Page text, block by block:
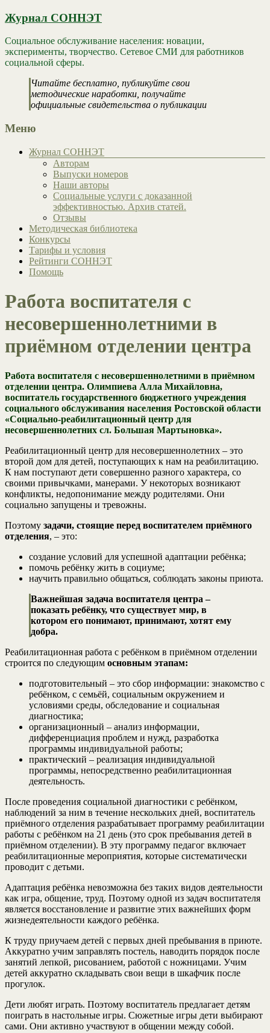
Журнал СОННЭТ
Социальное обслуживание населения: новации,
эксперименты, творчество. Сетевое СМИ для работников
социальной сферы.
Читайте бесплатно, публикуйте свои
методические наработки, получайте
официальные свидетельства о публикации
Меню
Журнал СОННЭТ
Авторам
Выпуски номеров
Наши авторы
Социальные услуги с доказанной
эффективностью. Архив статей.
Отзывы
Методическая библиотека
Конкурсы
Тарифы и условия
Рейтинги СОННЭТ
Помощь
Работа воспитателя с
несовершеннолетними в
приёмном отделении центра
Работа воспитателя с несовершеннолетними в приёмном
отделении центра. Олимпиева Алла Михайловна,
воспитатель государственного бюджетного учреждения
социального обслуживания населения Ростовской области
«Социально-реабилитационный центр для
несовершеннолетних сл. Большая Мартыновка».
Реабилитационный центр для несовершеннолетних – это
второй дом для детей, поступающих к нам на реабилитацию.
К нам поступают дети совершенно разного характера, со
своими привычками, манерами. У некоторых возникают
конфликты, недопонимание между родителями. Они
социально запущены и тревожны.
Поэтому задачи, стоящие перед воспитателем приёмного
отделения, – это:
создание условий для успешной адаптации ребёнка;
помочь ребёнку жить в социуме;
научить правильно общаться, соблюдать законы приюта.
Важнейшая задача воспитателя центра –
показать ребёнку, что существует мир, в
котором его понимают, принимают, хотят ему
добра.
Реабилитационная работа с ребёнком в приёмном отделении
строится по следующим основным этапам:
подготовительный – это сбор информации: знакомство с
ребёнком, с семьёй, социальным окружением и
условиями среды, обследование и социальная
диагностика;
организационный – анализ информации,
дифференциация проблем и нужд, разработка
программы индивидуальной работы;
практический – реализация индивидуальной
программы, непосредственно реабилитационная
деятельность.
После проведения социальной диагностики с ребёнком,
наблюдений за ним в течение нескольких дней, воспитатель
приёмного отделения разрабатывает программу реабилитации
работы с ребёнком на 21 день (это срок пребывания детей в
приёмном отделении). В эту программу педагог включает
реабилитационные мероприятия, которые систематически
проводит с детьми.
Адаптация ребёнка невозможна без таких видов деятельности
как игра, общение, труд. Поэтому одной из задач воспитателя
является восстановление и развитие этих важнейших форм
жизнедеятельности каждого ребёнка.
К труду приучаем детей с первых дней пребывания в приюте.
Аккуратно учим заправлять постель, наводить порядок после
занятий лепкой, рисованием, работой с ножницами. Учим
детей аккуратно складывать свои вещи в шкафчик после
прогулок.
Дети любят играть. Поэтому воспитатель предлагает детям
поиграть в настольные игры. Сюжетные игры дети выбирают
сами. Они активно участвуют в общении между собой.